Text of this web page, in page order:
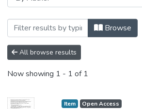
Browsing АнотованіBrowse
All browse results
Now showing 1 - 1 of 1
Item Open Access